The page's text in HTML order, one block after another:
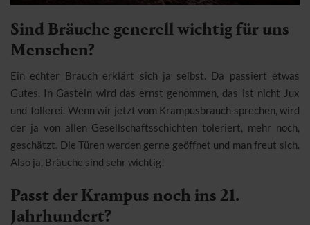
Sind Bräuche generell wichtig für uns
Menschen?
Ein echter Brauch erklärt sich ja selbst. Da passiert etwas
Gutes. In Gastein wird das ernst genommen, das ist nicht Jux
und Tollerei. Wenn wir jetzt vom Krampusbrauch sprechen, wird
der ja von allen Gesellschaftsschichten toleriert, mehr noch,
geschätzt. Die Türen werden gerne geöffnet und man freut sich.
Also ja, Bräuche sind sehr wichtig!
Passt der Krampus noch ins 21.
Jahrhundert?